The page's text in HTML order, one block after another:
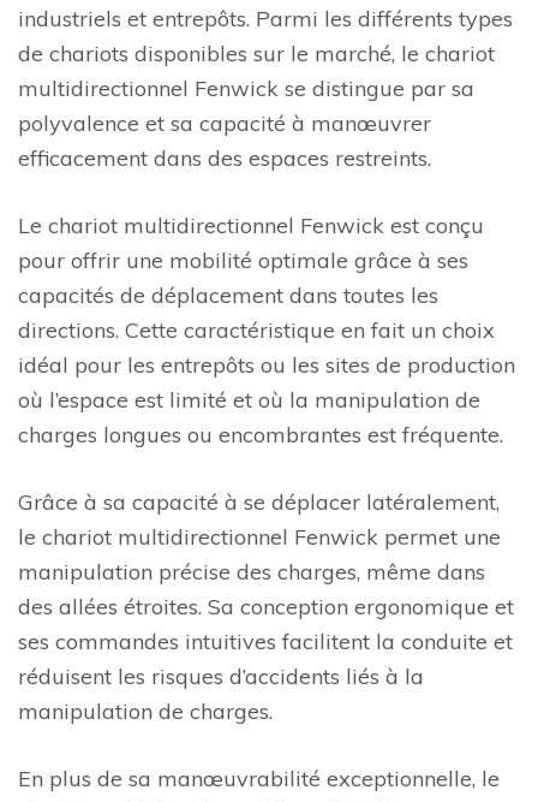
industriels et entrepôts. Parmi les différents types
de chariots disponibles sur le marché, le chariot
multidirectionnel Fenwick se distingue par sa
polyvalence et sa capacité à manœuvrer
efficacement dans des espaces restreints.
Le chariot multidirectionnel Fenwick est conçu
pour offrir une mobilité optimale grâce à ses
capacités de déplacement dans toutes les
directions. Cette caractéristique en fait un choix
idéal pour les entrepôts ou les sites de production
où l’espace est limité et où la manipulation de
charges longues ou encombrantes est fréquente.
Grâce à sa capacité à se déplacer latéralement,
le chariot multidirectionnel Fenwick permet une
manipulation précise des charges, même dans
des allées étroites. Sa conception ergonomique et
ses commandes intuitives facilitent la conduite et
réduisent les risques d’accidents liés à la
manipulation de charges.
En plus de sa manœuvrabilité exceptionnelle, le